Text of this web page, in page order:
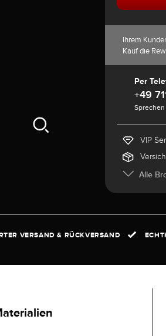
Ihrem
Kauf die
Per
+49
VIP
Alle
VERSAND & RÜCKVERSAND